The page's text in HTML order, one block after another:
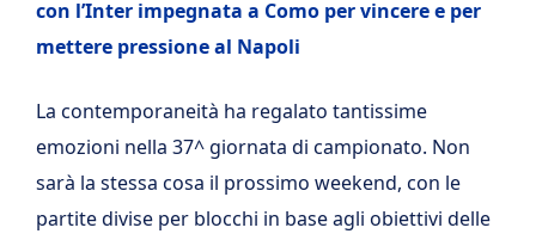
con l’Inter impegnata a Como per vincere e per
mettere pressione al Napoli
La contemporaneità ha regalato tantissime
emozioni nella 37^ giornata di campionato. Non
sarà la stessa cosa il prossimo weekend, con le
partite divise per blocchi in base agli obiettivi delle